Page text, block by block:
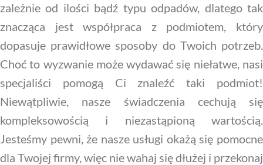
zależnie od ilości bądź typu odpadów, dlatego tak
znacząca jest współpraca z podmiotem, który
dopasuje prawidłowe sposoby do Twoich potrzeb.
Choć to wyzwanie może wydawać się niełatwe, nasi
specjaliści pomogą Ci znaleźć taki podmiot!
Niewątpliwie, nasze świadczenia cechują się
kompleksowością i niezastąpioną wartością.
Jesteśmy pewni, że nasze usługi okażą się pomocne
dla Twojej firmy, więc nie wahaj się dłużej i przekonaj